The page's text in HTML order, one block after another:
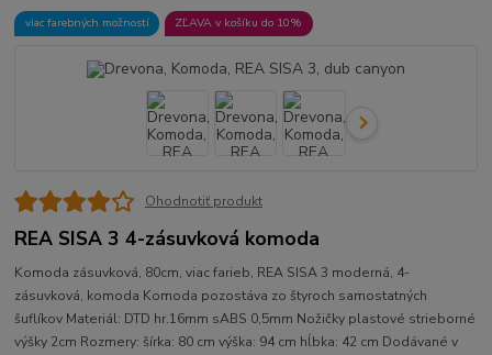
viac farebných možností ZĽAVA v košíku do 10%
Ohodnotiť produkt
REA SISA 3 4-zásuvková komoda
Komoda zásuvková, 80cm, viac farieb, REA SISA 3 moderná, 4-
zásuvková, komoda Komoda pozostáva zo štyroch samostatných
šuflíkov Materiál: DTD hr.16mm sABS 0,5mm Nožičky plastové strieborné
výšky 2cm Rozmery: šírka: 80 cm výška: 94 cm hĺbka: 42 cm Dodávané v